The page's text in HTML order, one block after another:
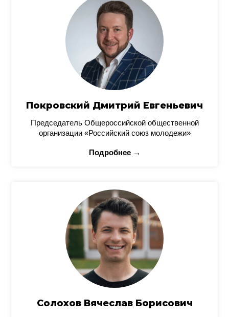
Покровский Дмитрий Евгеньевич
Председатель Общероссийской общественной
организации «Российский союз молодежи»
Подробнее →
Солохов Вячеслав Борисович